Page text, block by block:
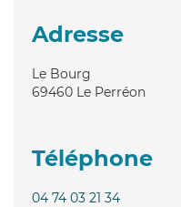
Adresse
Le Bourg
69460 Le Perréon
Téléphone
04 74 03 21 34